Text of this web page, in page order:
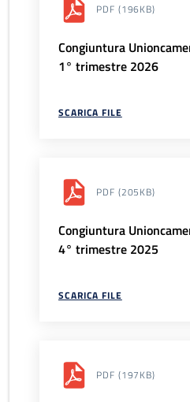
PDF (196KB)
Congiuntura
1° trimestre 2026
SCARICA FILE
PDF (205KB)
Congiuntura
4° trimestre 2025
SCARICA FILE
PDF (197KB)